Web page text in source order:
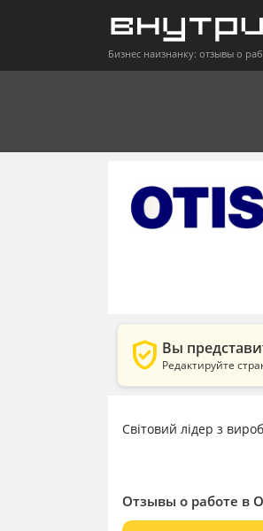
Бизнес наизнанку: отзывы о
verified_user Вы
Редактируйте
Світовий лідер з
Отзывы о работе в